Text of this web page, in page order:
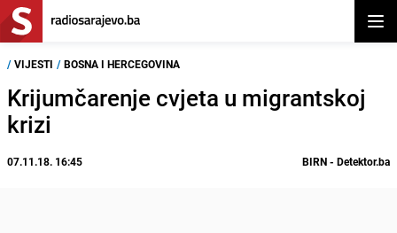
/ VIJESTI / BOSNA I HERCEGOVINA
Krijumčarenje cvjeta u migrantskoj
krizi
07.11.18. 16:45 BIRN - Detektor.ba